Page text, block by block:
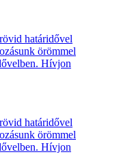
határidővel
örömmel
Hívjon
határidővel
örömmel
Hívjon